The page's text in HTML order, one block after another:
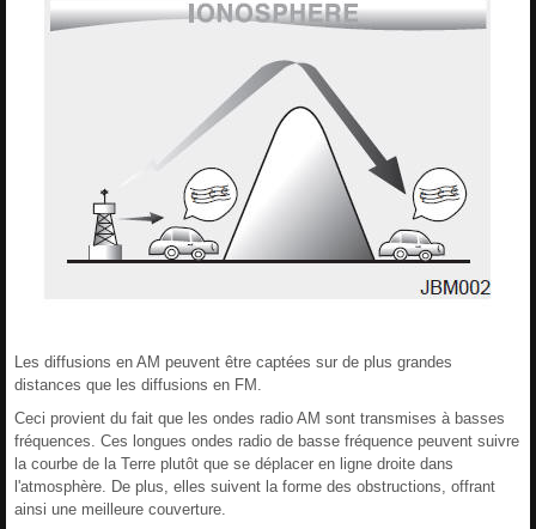
Les diffusions en AM peuvent être captées sur de plus grandes
distances que les diffusions en FM.
Ceci provient du fait que les ondes radio AM sont transmises à basses
fréquences. Ces longues ondes radio de basse fréquence peuvent suivre
la courbe de la Terre plutôt que se déplacer en ligne droite dans
l'atmosphère. De plus, elles suivent la forme des obstructions, offrant
ainsi une meilleure couverture.